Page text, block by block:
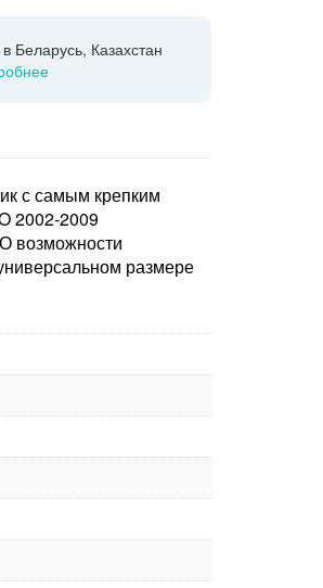
Беларусь, Казахстан
с самым крепким
2002-2009
возможности
размере